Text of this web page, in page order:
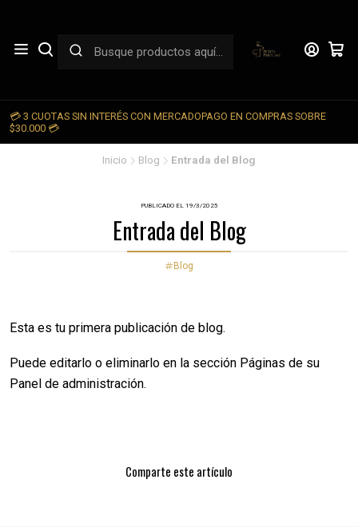
💳 3 CUOTAS SIN INTERÉS CON MERCADOPAGO EN COMPRAS SOBRE
$30.000 💳
Inicio Blog Entrada del Blog
PUBLICADO EL 19/3/2025
Entrada del Blog
Blog
Esta es tu primera publicación de blog.
Puede editarlo o eliminarlo en la sección Páginas de su
Panel de administración.
Comparte este artículo